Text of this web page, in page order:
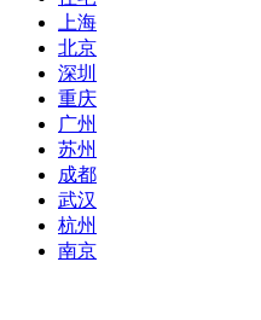
上海
北京
深圳
重庆
广州
苏州
成都
武汉
杭州
南京